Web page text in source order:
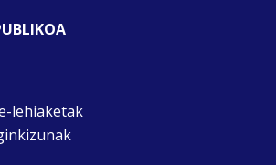
lehiaketak